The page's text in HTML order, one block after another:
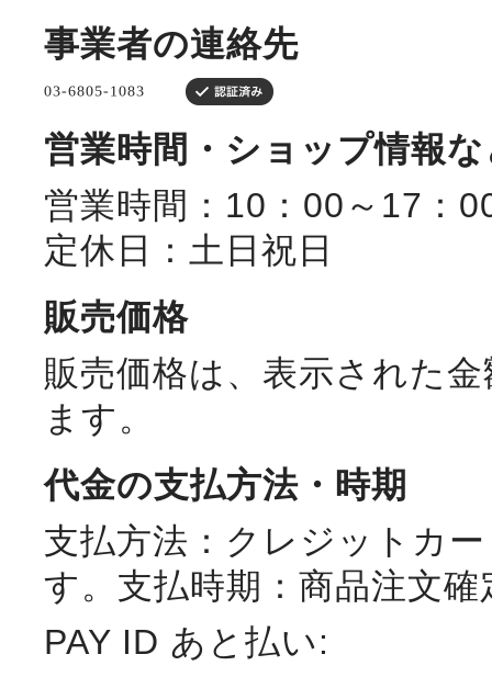
事業者の連絡先
営業時間・ショップ情報
営業時間：10：00～17：
定休日：土日祝日
販売価格
販売価格は、表示された
ます。
代金の支払方法・時期
支払方法：クレジットカ
す。支払時期：商品注文
PAY ID あと払い: